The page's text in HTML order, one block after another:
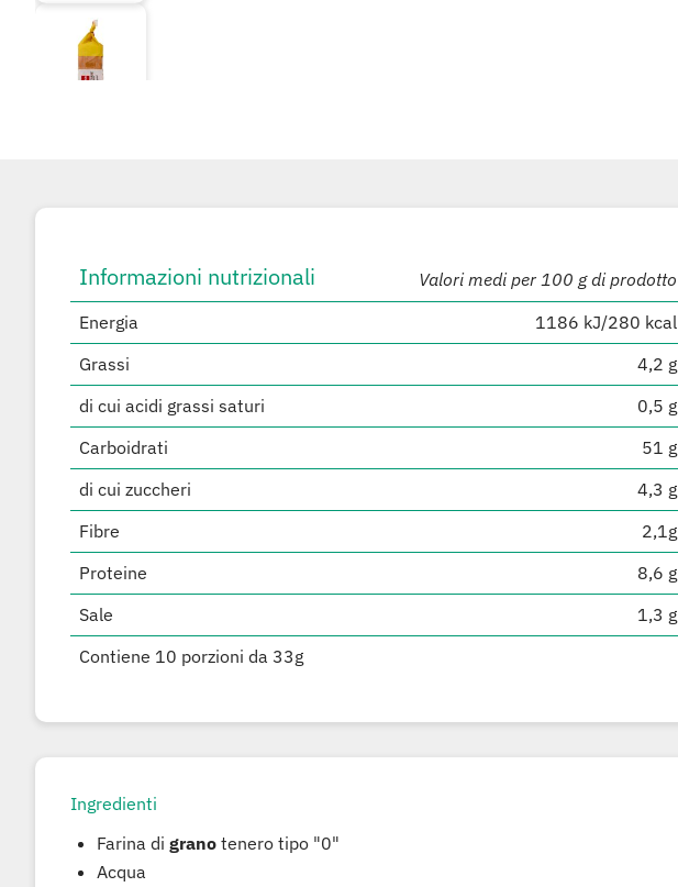
Informazioni nutrizionali
Valori medi per 100 g di prodotto
Energia
1186 kJ/280 kcal
Grassi
4,2 g
di cui acidi grassi saturi
0,5 g
Carboidrati
51 g
di cui zuccheri
4,3 g
Fibre
2,1g
Proteine
8,6 g
Sale
1,3 g
Contiene 10 porzioni da 33g
Ingredienti
Farina di grano tenero tipo "0"
Acqua